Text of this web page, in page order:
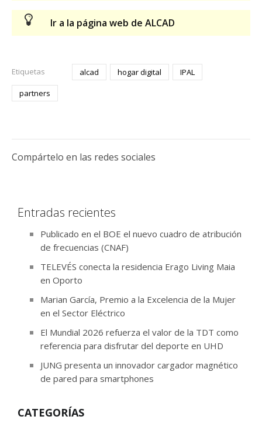
Ir a la página web de ALCAD
Etiquetas alcad hogar digital
IPAL
partners
Compártelo en las redes sociales
Entradas recientes
Publicado en el BOE el nuevo cuadro de atribución
de frecuencias (CNAF)
TELEVÉS conecta la residencia Erago Living Maia
en Oporto
Marian García, Premio a la Excelencia de la Mujer
en el Sector Eléctrico
El Mundial 2026 refuerza el valor de la TDT como
referencia para disfrutar del deporte en UHD
JUNG presenta un innovador cargador magnético
de pared para smartphones
CATEGORÍAS